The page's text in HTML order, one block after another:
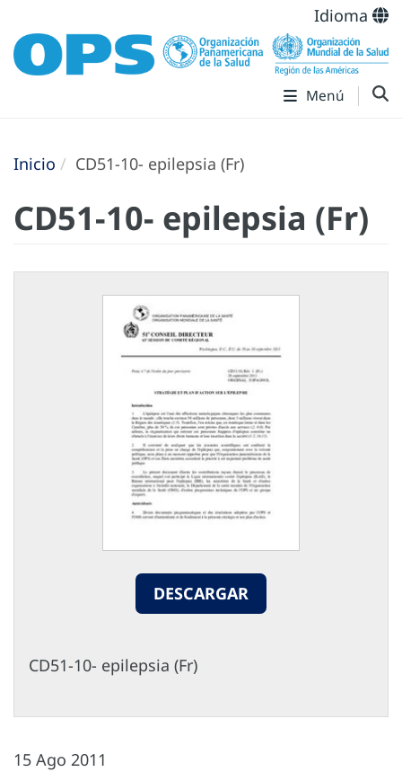
Idioma
Menú
Inicio CD51-10- epilepsia (Fr)
CD51-10- epilepsia (Fr)
DESCARGAR
CD51-10- epilepsia (Fr)
15 Ago 2011